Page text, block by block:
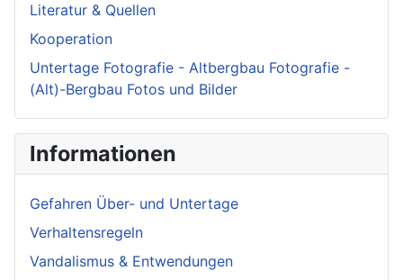
Literatur & Quellen
Kooperation
Untertage Fotografie - Altbergbau Fotografie -
(Alt)-Bergbau Fotos und Bilder
Informationen
Gefahren Über- und Untertage
Verhaltensregeln
Vandalismus & Entwendungen